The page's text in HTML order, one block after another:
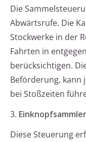
Die
Abwärtsrufe. Die
Stockwerke in der
Fahrten in
berücksichtigen.
Beförderung, kann
bei Stoßzeiten
3. Einknopfsammler
Diese Steuerung